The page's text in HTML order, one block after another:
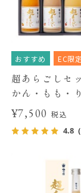
おすすめ EC限定
超あらごしセ
かん・もも・
¥7,500税込
4.8